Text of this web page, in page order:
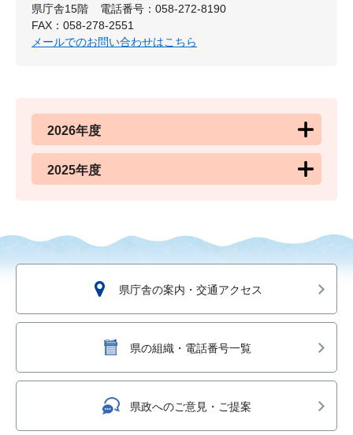
県庁舎15階
電話番号：058-272-8190
FAX：058-278-2551
メールでのお問い合わせはこちら
2026年度
2025年度
県庁舎の案内・交通アクセス
県の組織・電話番号一覧
県政へのご意見・ご提案